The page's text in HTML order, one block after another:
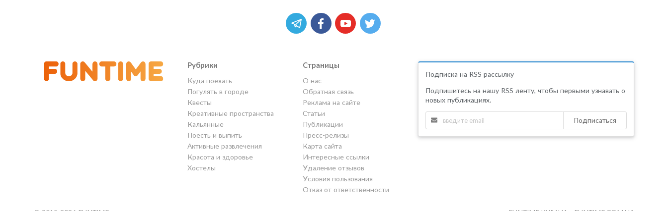
Рубрики
Куда поехать
Погулять в городе
Квесты
Креативные пространства
Кальянные
Поесть и выпить
Активные развлечения
Красота и здоровье
Хостелы
Страницы
О нас
Обратная связь
Реклама на сайте
Статьи
Публикации
Пресс-релизы
Карта сайта
Интересные ссылки
Удаление отзывов
Условия пользования
Отказ от ответственности
Подписка на RSS рассылку
Подпишитесь на нашу RSS ленту, чтобы первыми узнавать о
новых публикациях.
Подписаться